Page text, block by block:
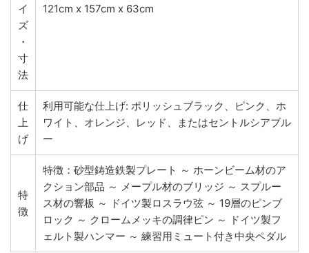
イ
ズ
・
寸
法
121cm x 157cm x 63cm
仕
上
げ
利用可能な仕上げ: ポリッシュブラック、ピンク、ホ
ワイト、オレンジ、レッド、またはセントルシアブル
ー
特
徴
特徴：砂型鋳造鉄製プレート ～ ホーンビーム材のア
クション部品 ～ メープル材のブリッジ ～ スプルー
ス材の響板 ～ ドイツ製ロスラウ弦 ～ 19層のピンブ
ロック ～ クロームメッキの調律ピン ～ ドイツ製フ
ェルト製ハンマー ～ 練習用ミュート付き中央ペダル